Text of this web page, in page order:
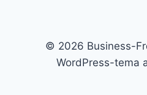
© 2026 Business-
WordPress-tema